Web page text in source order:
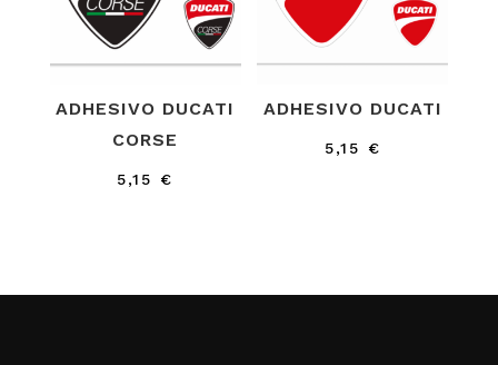
ADHESIVO DUCATI
CORSE
5,15 €
ADHESIVO DUCATI
5,15 €